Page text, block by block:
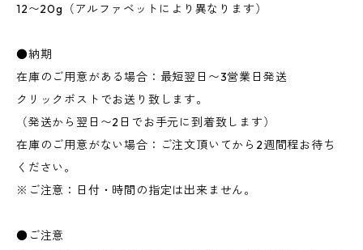
12〜20g（アルファベットにより異なります）
●納期
在庫のご用意がある場合：最短翌日〜3営業日発送
クリックポストでお送り致します。
（発送から翌日〜2日でお手元に到着致します）
在庫のご用意がない場合：ご注文頂いてから2週間程お待ち
ください。
※ご注意：日付・時間の指定は出来ません。
●ご注意